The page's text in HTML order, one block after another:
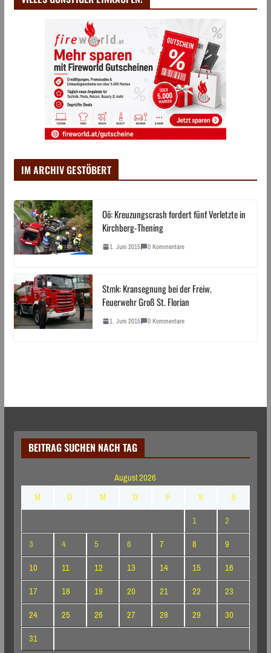
IM ARCHIV GESTÖBERT
Oö: Kreuzungscrash fordert fünf Verletzte in
Kirchberg-Thening
1. Juni 2015 0 Kommentare
Stmk: Kransegnung bei der Freiw.
Feuerwehr Groß St. Florian
1. Juni 2015 0 Kommentare
BEITRAG SUCHEN NACH TAG
August 2026
M
D M D F S
S
1
2
3
4 5 6 7 8
9
10
11 12 13 14 15
16
17
18 19 20 21 22
23
24
25 26 27 28 29
30
31